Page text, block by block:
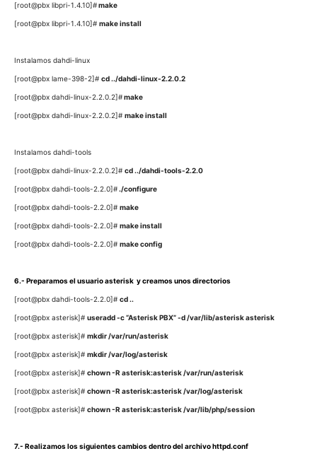
[root@pbx libpri-1.4.10]#make
[root@pbx libpri-1.4.10]# make install
Instalamos dahdi-linux
[root@pbx lame-398-2]# cd ../dahdi-linux-2.2.0.2
[root@pbx dahdi-linux-2.2.0.2]#make
[root@pbx dahdi-linux-2.2.0.2]# make install
Instalamos dahdi-tools
[root@pbx dahdi-linux-2.2.0.2]# cd ../dahdi-tools-2.2.0
[root@pbx dahdi-tools-2.2.0]#./configure
[root@pbx dahdi-tools-2.2.0]# make
[root@pbx dahdi-tools-2.2.0]# make install
[root@pbx dahdi-tools-2.2.0]# make config
6.- Preparamos el usuario asterisk y creamos unos directorios
[root@pbx dahdi-tools-2.2.0]# cd ..
[root@pbx asterisk]# useradd -c “Asterisk PBX” -d /var/lib/asterisk asterisk
[root@pbx asterisk]# mkdir /var/run/asterisk
[root@pbx asterisk]# mkdir /var/log/asterisk
[root@pbx asterisk]# chown -R asterisk:asterisk /var/run/asterisk
[root@pbx asterisk]# chown -R asterisk:asterisk /var/log/asterisk
[root@pbx asterisk]# chown -R asterisk:asterisk /var/lib/php/session
7.- Realizamos los siguientes cambios dentro del archivo httpd.conf